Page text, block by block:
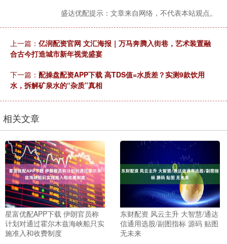
盛达优配提示：文章来自网络，不代表本站观点。
上一篇： 亿润配资官网 文汇海报｜万马奔腾入街巷，艺术装置融
合古今打造城市新年视觉盛宴
下一篇： 配操盘配资APP下载 高TDS值=水质差？实测9款饮用
水，拆解矿泉水的“杂质”真相
相关文章
星富优配APP下载 伊朗官员称
计划对通过霍尔木兹海峡船只实
施准入和收费制度
东财配资 风云主升 大智慧/通达
信通用选股/副图指标 源码 贴图
无未来